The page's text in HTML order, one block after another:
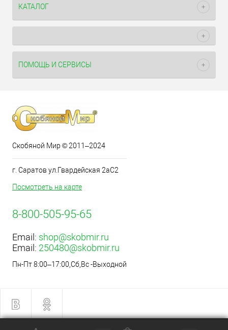
КАТАЛОГ
ПОМОЩЬ И СЕРВИСЫ
Скобяной Мир © 2011–2024
г. Саратов ул.Гвардейская 2аС2
Посмотреть на карте
8-800-505-95-65
Email: shop@skobmir.ru
Email: 250480@skobmir.ru
Пн-Пт 8:00–17:00,Сб,Вс -Выходной